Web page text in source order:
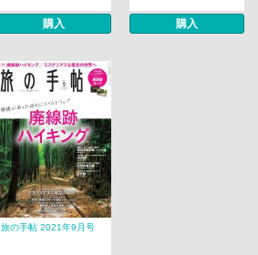
購入 購入
旅の手帖 2021年9月号